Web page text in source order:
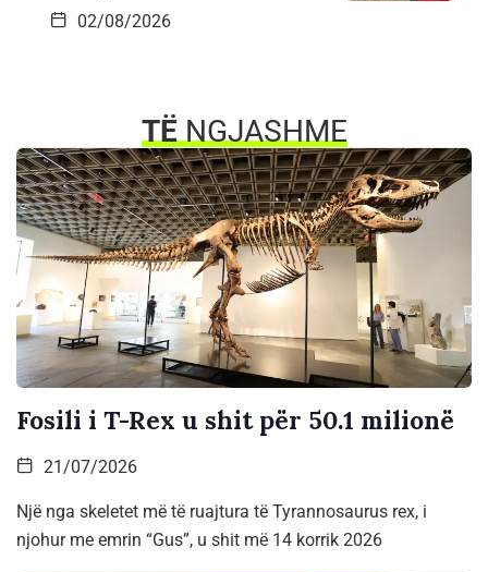
02/08/2026
TËNGJASHME
Fosili i T-Rex u shit për 50.1 milionë
21/07/2026
Një nga skeletet më të ruajtura të Tyrannosaurus rex, i
njohur me emrin “Gus”, u shit më 14 korrik 2026